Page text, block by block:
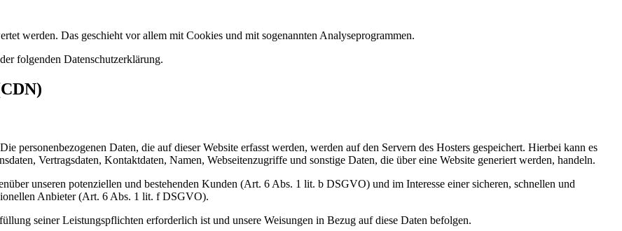
werden. Das geschieht vor allem mit Cookies und mit sogenannten Analyseprogrammen.
folgenden Datenschutzerklärung.
personenbezogenen Daten, die auf dieser Website erfasst werden, werden auf den Servern des Hosters gespeichert. Hierbei kann es
Vertragsdaten, Kontaktdaten, Namen, Webseitenzugriffe und sonstige Daten, die über eine Website generiert werden, handeln.
unseren potenziellen und bestehenden Kunden (Art. 6 Abs. 1 lit. b DSGVO) und im Interesse einer sicheren, schnellen und
Anbieter (Art. 6 Abs. 1 lit. f DSGVO).
seiner Leistungspflichten erforderlich ist und unsere Weisungen in Bezug auf diese Daten befolgen.